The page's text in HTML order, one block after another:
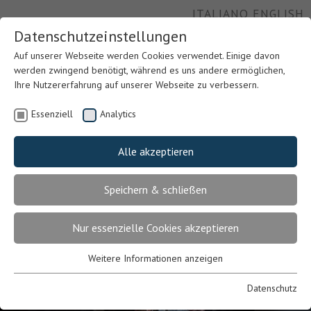
ITALIANOENGLISH
Datenschutzeinstellungen
Auf unserer Webseite werden Cookies verwendet. Einige davon
werden zwingend benötigt, während es uns andere ermöglichen,
Ihre Nutzererfahrung auf unserer Webseite zu verbessern.
Essenziell Analytics
Alle akzeptieren
Speichern & schließen
Nur essenzielle Cookies akzeptieren
Essenzielle Cookies werden für grundlegende Funktionen der
Weitere Informationen anzeigen
Datenschutz